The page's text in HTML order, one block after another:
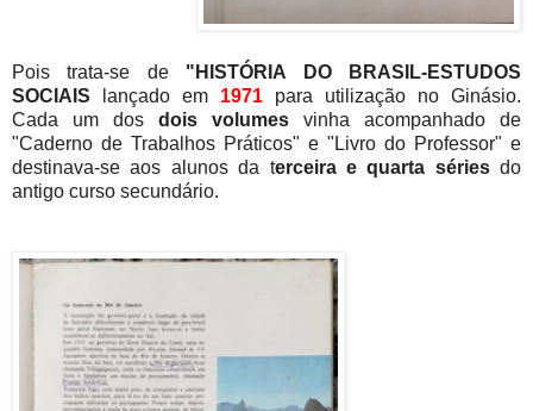
Pois trata-se de "HISTÓRIA DO BRASIL-ESTUDOS
SOCIAIS lançado em 1971 para utilização no Ginásio.
Cada um dos dois volumes vinha acompanhado de
"Caderno de Trabalhos Práticos" e "Livro do Professor" e
destinava-se aos alunos da terceira e quarta sériesdo
antigo curso secundário.